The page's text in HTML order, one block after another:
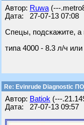
Автор: Ruwa (---
Дата: 27-07-13 07:08
Спецы, подскажите, а
типа 4000 - 8.3 л/ч
Re: Evinrude Diagnostic ПО
Автор: Batiok (---
Дата: 27-07-13 09:57